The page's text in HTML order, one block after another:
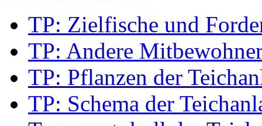
TP: Zielfische und
TP: Andere
TP: Pflanzen der
TP: Schema der